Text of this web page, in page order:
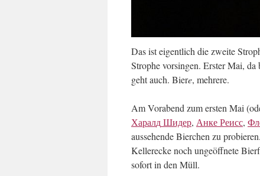
Das ist eigentlich die zweite
Strophe vorsingen. Erster Mai,
geht auch. Biere, mehrere.
Am Vorabend zum ersten Mai
ХаралдШидер, АнкеРеисс,
aussehende Bierchen zu
Kellerecke noch ungeöffnete
sofort in den Müll.